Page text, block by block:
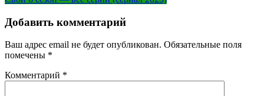
по
записям
Добавить комментарий
Ваш адрес email не будет опубликован. Обязательные поля
помечены *
Комментарий *